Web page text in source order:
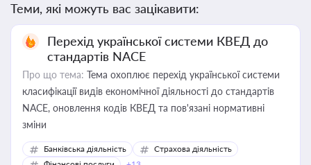
Теми, які можуть вас зацікавити:
Перехід української системи КВЕД до
стандартів NACE
Про що тема: Тема охоплює перехід української системи
класифікації видів економічної діяльності до стандартів
NACE, оновлення кодів КВЕД та пов'язані нормативні
зміни
Банківська діяльність
Страхова діяльність